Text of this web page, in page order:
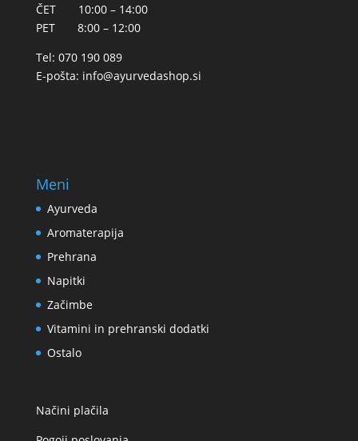
ČET 10:00 – 14:00
PET 8:00 – 12:00
Tel: 070 190 089
E-pošta: info@ayurvedashop.si
Meni
Ayurveda
Aromaterapija
Prehrana
Napitki
Začimbe
Vitamini in prehranski dodatki
Ostalo
Načini plačila